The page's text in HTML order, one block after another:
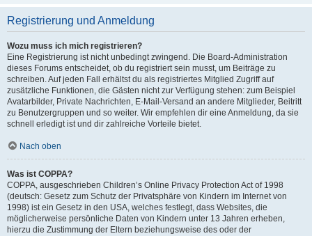
Registrierung und Anmeldung
Wozu muss ich mich registrieren?
Eine Registrierung ist nicht unbedingt zwingend. Die Board-Administration
dieses Forums entscheidet, ob du registriert sein musst, um Beiträge zu
schreiben. Auf jeden Fall erhältst du als registriertes Mitglied Zugriff auf
zusätzliche Funktionen, die Gästen nicht zur Verfügung stehen: zum Beispiel
Avatarbilder, Private Nachrichten, E-Mail-Versand an andere Mitglieder, Beitritt
zu Benutzergruppen und so weiter. Wir empfehlen dir eine Anmeldung, da sie
schnell erledigt ist und dir zahlreiche Vorteile bietet.
Nach oben
Was ist COPPA?
COPPA, ausgeschrieben Children’s Online Privacy Protection Act of 1998
(deutsch: Gesetz zum Schutz der Privatsphäre von Kindern im Internet von
1998) ist ein Gesetz in den USA, welches festlegt, dass Websites, die
möglicherweise persönliche Daten von Kindern unter 13 Jahren erheben,
hierzu die Zustimmung der Eltern beziehungsweise des oder der